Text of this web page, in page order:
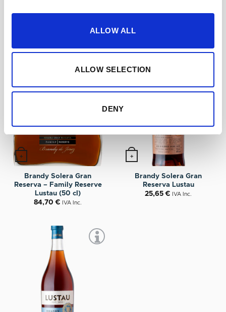
ALLOW ALL
ALLOW SELECTION
DENY
+
Brandy Solera Gran
Reserva – Family Reserve
Lustau (50 cl)
84,70€ IVA Inc.
+
Brandy Solera Gran
Reserva Lustau
25,65€ IVA Inc.